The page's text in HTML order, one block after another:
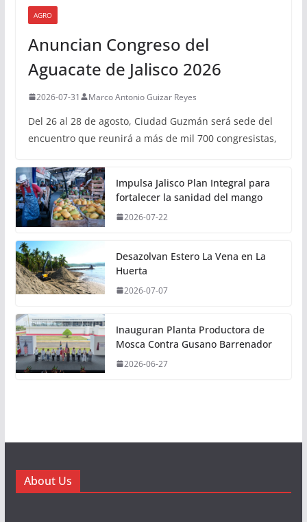
AGRO
Anuncian Congreso del
Aguacate de Jalisco 2026
2026-07-31 Marco Antonio Guizar Reyes
Del 26 al 28 de agosto, Ciudad Guzmán será sede del
encuentro que reunirá a más de mil 700 congresistas,
Impulsa Jalisco Plan Integral para
fortalecer la sanidad del mango
2026-07-22
Desazolvan Estero La Vena en La
Huerta
2026-07-07
Inauguran Planta Productora de
Mosca Contra Gusano Barrenador
2026-06-27
About Us